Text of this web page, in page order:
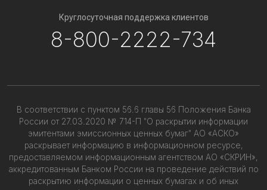
Круглосуточная поддержка клиентов
8-800-2222-734
В соответствии с пунктом 56.6 главы 56 Положения Банка
России от 27.03.2020 № 714-П "О раскрытии информации
эмитентами эмиссионных ценных бумаг" АО «АСКО»
раскрывает информацию в информационном ресурсе,
предоставляемом информационным агентством АО «СКРИН»,
аккредитованным Банком России на проведение действий по
раскрытию информации о ценных бумагах и об иных